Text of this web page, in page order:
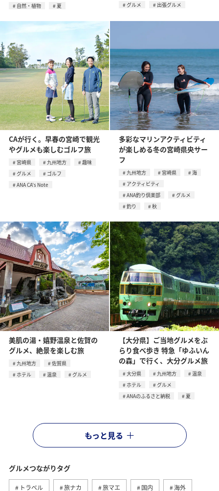
自然・植物
夏
グルメ
出張グルメ
CAが行く。早春の宮崎で観光
やグルメも楽しむゴルフ旅
宮崎県 九州地方
趣味
グルメ
ゴルフ
ANA CA's Note
多彩なマリンアクティビティ
が楽しめる冬の宮崎県央サー
フ
九州地方 宮崎県
海
アクティビティ
ANA釣り倶楽部
グルメ
釣り
秋
美肌の湯・嬉野温泉と佐賀の
グルメ、絶景を楽しむ旅
九州地方
佐賀県
ホテル
温泉 グルメ
【大分県】ご当地グルメをぶ
らり食べ歩き 特急「ゆふいん
の森」で行く、大分グルメ旅
大分県 九州地方
温泉
ホテル
グルメ
ANAのふるさと納税
夏
もっと見る
グルメつながりタグ
トラベル 旅ナカ 旅マエ 国内 海外